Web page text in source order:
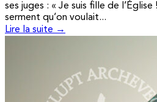
ses juges : « Je suis fille de
serment qu’on voulait...
Lire la suite →